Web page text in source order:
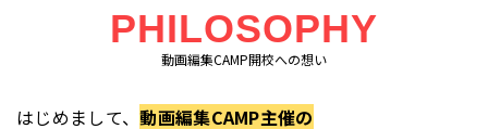
PHILOSOPHY
動画編集CAMP開校への想い
はじめまして、動画編集CAMP主催の